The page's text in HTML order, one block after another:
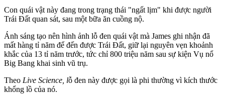
Con quái vật này đang trong trạng thái "ngất lịm" khi được người
Trái Đất quan sát, sau một bữa ăn cuồng nộ.
Ánh sáng tạo nên hình ảnh lỗ đen quái vật mà James ghi nhận đã
mất hàng tỉ năm để đến được Trái Đất, giữ lại nguyên vẹn khoảnh
khắc của 13 tỉ năm trước, tức chỉ 800 triệu năm sau sự kiện Vụ nổ
Big Bang khai sinh vũ trụ.
Theo Live Science, lỗ đen này được gọi là phi thường vì kích thước
khổng lồ của nó.